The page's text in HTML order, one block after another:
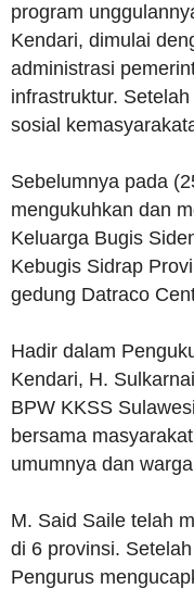
program
Kendari, dimulai
administrasi
infrastruktur.
sosial
Sebelumnya pada
mengukuhkan dan
Keluarga Bugis
Kebugis Sidrap
gedung Datraco
Hadir dalam
Kendari, H.
BPW KKSS
bersama
umumnya dan
M. Said Saile telah
di 6 provinsi.
Pengurus